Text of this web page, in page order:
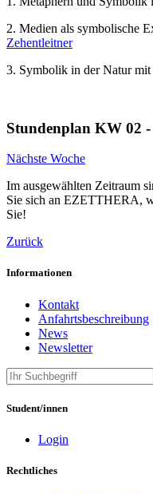
2. Medien als symbolische
Zehentleitner
3. Symbolik in der Natur mit
Stundenplan KW 02 -
Nächste Woche
Im ausgewählten Zeitraum
Sie sich an EZETTHERA,
Sie!
Zurück
Informationen
Kontakt
Anfahrtsbeschreibung
News
Newsletter
Student/innen
Login
Rechtliches